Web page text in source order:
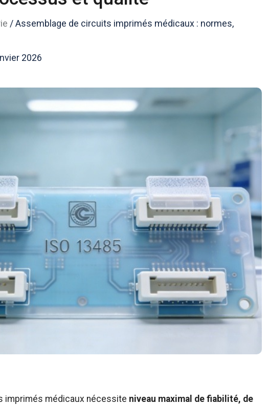
/Assemblage de circuits imprimés médicaux : normes,
2026
imprimés médicaux nécessite niveau maximal de fiabilité, de